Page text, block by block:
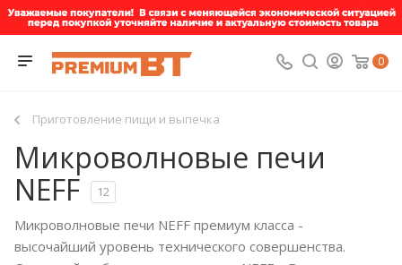
0
Приготовление пищи и выпечка
Микроволновые печи
NEFF
12
Микроволновые печи NEFF премиум класса -
высочайший уровень технического совершенства.